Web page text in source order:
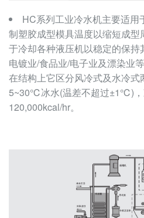
HC系列工业冷水机主要适用
制塑胶成型模具温度以缩短成
于冷却各种液压机以稳定的保
电镀业/食品业/电子业及漂染业
在结构上它区分风冷式及水冷
5~30℃冰水(温差不超过±1℃)，
120,000kcal/hr。